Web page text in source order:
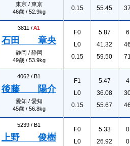
東京 / 東京
46歳 / 52.9kg
0.15
55.45
3811 /A1
石田 章央
静岡 / 静岡
49歳 / 53.9kg
F0
L0
0.15
5.87
41.32
59.50
4062 / B1
後藤 陽介
愛知 / 愛知
45歳 / 56.8kg
F1
L0
0.15
5.47
36.08
55.67
5239 / B1
上野 俊樹
F0
L0
5.33
26.92